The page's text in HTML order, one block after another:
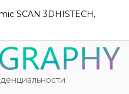
SCAN 3DHISTECH ,